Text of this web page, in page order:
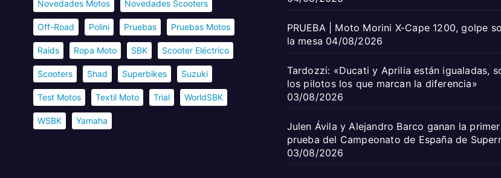
Novedades Motos Novedades Scooters
Off-Road Polini Pruebas Pruebas Motos
Raids Ropa Moto SBK Scooter Eléctrico
Scooters Shad Superbikes Suzuki
Test Motos Textil Moto Trial WorldSBK
WSBK Yamaha
PRUEBA | Moto Morini X-Cape 1200, golpe
la mesa 04/08/2026
Tardozzi: «Ducati y Aprilia están igualadas,
los pilotos los que marcan la diferencia»
03/08/2026
Julen Ávila y Alejandro Barco ganan la
prueba del Campeonato de España de
03/08/2026